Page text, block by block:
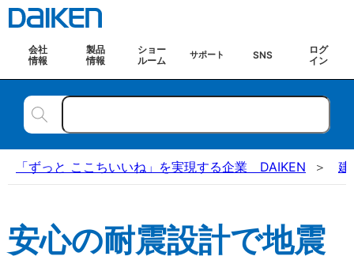
会社
情報
製品
情報
ショー
ルーム
サポート SNS
ログ
イン
「ずっと ここちいいね」を実現する企業 DAIKEN 建
安心の耐震設計で地震